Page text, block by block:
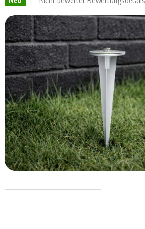
Produktbewertung
ist
0.0
von
5
Sternen.